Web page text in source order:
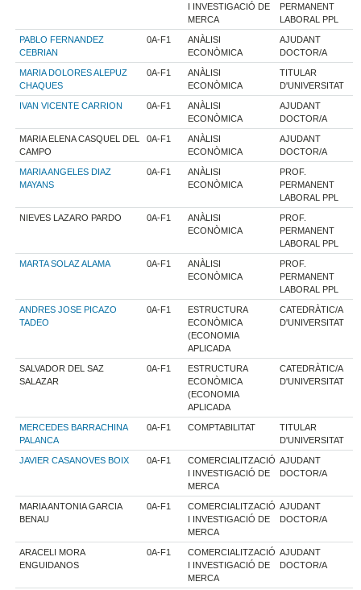
I INVESTIGACIÓ DE
MERCA
PERMANENT
LABORAL PPL
PABLO FERNANDEZ
CEBRIAN
0A-F1
ANÀLISI
ECONÒMICA
AJUDANT
DOCTOR/A
MARIA DOLORES ALEPUZ
CHAQUES
0A-F1
ANÀLISI
ECONÒMICA
TITULAR
D'UNIVERSITAT
IVAN VICENTE CARRION 0A-F1
ANÀLISI
ECONÒMICA
AJUDANT
DOCTOR/A
MARIA ELENA CASQUEL DEL
CAMPO
0A-F1
ANÀLISI
ECONÒMICA
AJUDANT
DOCTOR/A
MARIA ANGELES DIAZ
MAYANS
0A-F1
ANÀLISI
ECONÒMICA
PROF.
PERMANENT
LABORAL PPL
NIEVES LAZARO PARDO 0A-F1
ANÀLISI
ECONÒMICA
PROF.
PERMANENT
LABORAL PPL
MARTA SOLAZ ALAMA 0A-F1
ANÀLISI
ECONÒMICA
PROF.
PERMANENT
LABORAL PPL
ANDRES JOSE PICAZO
TADEO
0A-F1
ESTRUCTURA
ECONÒMICA
(ECONOMIA
APLICADA
CATEDRÀTIC/A
D'UNIVERSITAT
SALVADOR DEL SAZ
SALAZAR
0A-F1
ESTRUCTURA
ECONÒMICA
(ECONOMIA
APLICADA
CATEDRÀTIC/A
D'UNIVERSITAT
MERCEDES BARRACHINA
PALANCA
0A-F1 COMPTABILITAT
TITULAR
D'UNIVERSITAT
JAVIER CASANOVES BOIX 0A-F1
COMERCIALITZACIÓ
I INVESTIGACIÓ DE
MERCA
AJUDANT
DOCTOR/A
MARIA ANTONIA GARCIA
BENAU
0A-F1
COMERCIALITZACIÓ
I INVESTIGACIÓ DE
MERCA
AJUDANT
DOCTOR/A
ARACELI MORA
ENGUIDANOS
0A-F1
COMERCIALITZACIÓ
I INVESTIGACIÓ DE
MERCA
AJUDANT
DOCTOR/A